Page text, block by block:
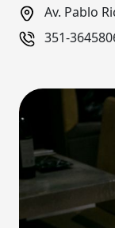
Av. Pablo
351-